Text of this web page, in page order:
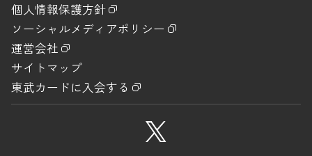
個人情報保護方針
ソーシャルメディアポリシー
運営会社
サイトマップ
東武カードに入会する